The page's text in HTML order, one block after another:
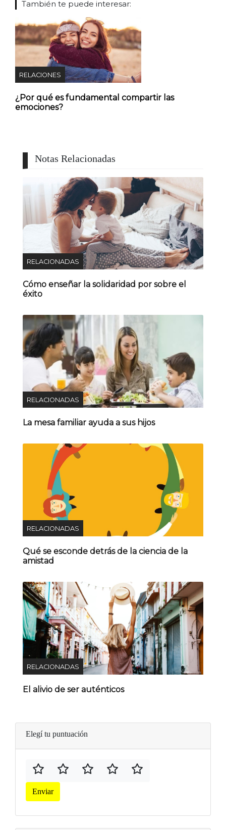
También te puede interesar:
RELACIONES
¿Por qué es fundamental compartir las
emociones?
Notas Relacionadas
RELACIONADAS
Cómo enseñar la solidaridad por sobre el
éxito
RELACIONADAS
La mesa familiar ayuda a sus hijos
RELACIONADAS
Qué se esconde detrás de la ciencia de la
amistad
RELACIONADAS
El alivio de ser auténticos
Elegí tu puntuación
Enviar